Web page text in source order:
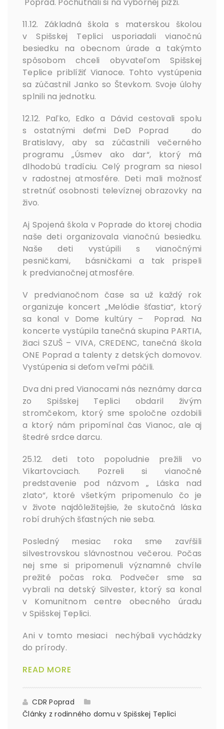
Poprad. Pochutnali si na výbornej pizzi.
11.12. Základná škola s materskou školou
v Spišskej Teplici usporiadali vianočnú
besiedku na obecnom úrade a takýmto
spôsobom chceli obyvateľom Spišskej
Teplice priblížiť Vianoce. Tohto vystúpenia
sa zúčastnil Janko so Števkom. Svoje úlohy
splnili na jednotku.
12.12. Paľko, Edko a Dávid cestovali spolu
s ostatnými deťmi DeD Poprad do
Bratislavy, aby sa zúčastnili večerného
programu „Úsmev ako dar“, ktorý má
dlhodobú tradíciu. Celý program sa niesol
v radostnej atmosfére. Deti mali možnosť
stretnúť osobnosti televíznej obrazovky na
živo.
Aj Spojená škola v Poprade do ktorej chodia
naše deti organizovala vianočnú besiedku.
Naše deti vystúpili s vianočnými
pesničkami, básničkami a tak prispeli
k predvianočnej atmosfére.
V predvianočnom čase sa už každý rok
organizuje koncert „Melódie šťastia“, ktorý
sa konal v Dome kultúry – Poprad. Na
koncerte vystúpila tanečná skupina PARTIA,
žiaci SZUŠ – VIVA, CREDENC, tanečná škola
ONE Poprad a talenty z detských domovov.
Vystúpenia si deťom veľmi páčili.
Dva dni pred Vianocami nás neznámy darca
zo Spišskej Teplici obdaril živým
stromčekom, ktorý sme spoločne ozdobili
a ktorý nám pripomínal čas Vianoc, ale aj
štedré srdce darcu.
25.12. deti toto popoludnie prežili vo
Vikartovciach. Pozreli si vianočné
predstavenie pod názvom „ Láska nad
zlato“, ktoré všetkým pripomenulo čo je
v živote najdôležitejšie, že skutočná láska
robí druhých šťastných nie seba.
Posledný mesiac roka sme zavŕšili
silvestrovskou slávnostnou večerou. Počas
nej sme si pripomenuli významné chvíle
prežité počas roka. Podvečer sme sa
vybrali na detský Silvester, ktorý sa konal
v Komunitnom centre obecného úradu
v Spišskej Teplici.
Ani v tomto mesiaci nechýbali vychádzky
do prírody.
READ MORE
CDR Poprad
Články z rodinného domu v Spišskej Teplici